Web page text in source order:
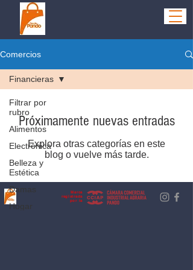
Comercios
Filtrar por
rubro
Alimentos
Electrónica
Belleza y
Estética
Damas
Hogar
Financieras
Próximamente nuevas entradas
Explora otras categorías en este
blog o vuelve más tarde.
Marca
registrada
por la